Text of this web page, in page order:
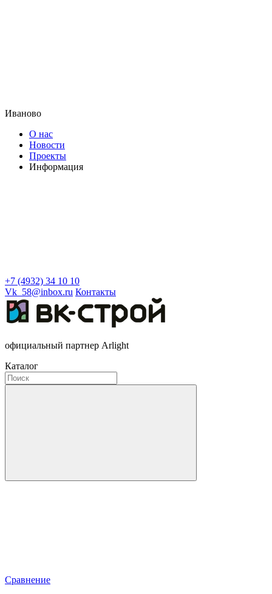
Иваново
О нас
Новости
Проекты
Информация
+7 (4932) 34 10 10
Vk_58@inbox.ru Контакты
официальный партнер Arlight
Каталог
Сравнение